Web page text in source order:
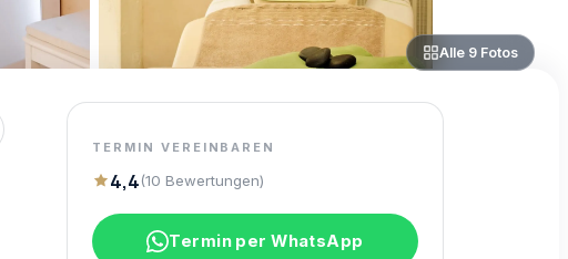
Alle 9 Fotos
TERMIN VEREINBAREN
4,4(10 Bewertungen)
Termin per WhatsApp